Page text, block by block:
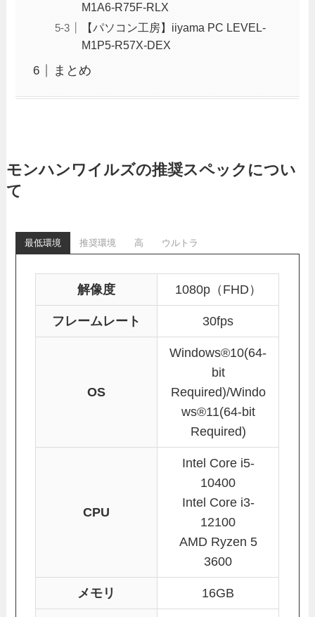
M1A6-R75F-RLX
【パソコン工房】iiyama PC LEVEL-
M1P5-R57X-DEX
まとめ
モンハンワイルズの推奨スペックについ
て
最低環境 推奨環境 高 ウルトラ
解像度 1080p（FHD）
フレームレート 30fps
OS
Windows®10(64-
bit
Required)/Windo
ws®11(64-bit
Required)
CPU
Intel Core i5-
10400
Intel Core i3-
12100
AMD Ryzen 5
3600
メモリ 16GB